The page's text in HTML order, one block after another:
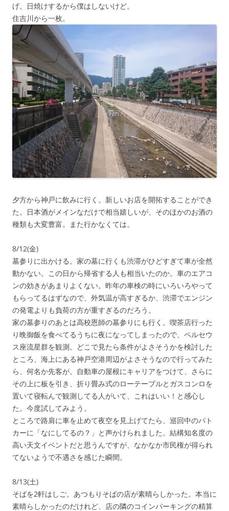
げ。日焼けするから僕はしないけど。
住吉川から一枚。
夕方から神戸に飲みに行く。新しいお店を開拓することができ
た。日本酒がメインなだけで相当嬉しいが、そのほかのお酒の
種類も大変豊富。また行かなくては。
8/12(金)
墓参りに出かける。家の墓に行くも渋滞がひどすぎて車が全然
動かない。この日から帰省する人も相当いたのか。車のエアコ
ンの効きがあまりよくない。昨年の車検の時にいろいろやって
もらってるはずなので、外気温が高すぎるか、渋滞でエンジン
の発電よりも負荷の方が重すぎるのだろう。
家の墓参りのあとは高校恩師の墓参りにも行く。喫茶店行った
り晩御飯を食べてるうちに夜になってしまったので、ペルセウ
ス座流星群を観測。どこで見たら条件がよさそうかを検討した
ところ、海上にある神戸空港周辺がよさそうなので行ってみた
ら、何名か先客が。自動車の屋根にキャリアをつけて、さらに
その上に板を引き、折り畳み式のローテーブルとガスコンロを
置いて寝転んで観測してる人がいて、これはいい！と感心し
た。今度試してみよう。
ところで路肩に車を止めて夜空を見上げてたら、巡回中のパト
カーに「なにしてるの？」と声かけられました。結構知名度の
高い天文イベントだと思うんですが、なかなか市民権が得られ
てないようで不遇さを感じた瞬間。
8/13(土)
そばを2軒はしご。あつもりそばの店が素晴らしかった。本当に
素晴らしかったのだけれど、店の隣のコインパーキングの精算